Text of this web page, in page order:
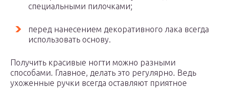
специальными пилочками;
перед нанесением декоративного лака всегда
использовать основу.
Получить красивые ногти можно разными
способами. Главное, делать это регулярно. Ведь
ухоженные ручки всегда оставляют приятное